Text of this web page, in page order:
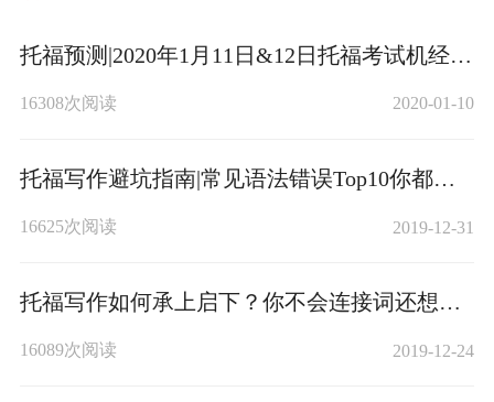
托福预测|2020年1月11日&12日托福考试机经预测最全资料版！
16308次阅读 2020-01-10
托福写作避坑指南|常见语法错误Top10你都避开了么？
16625次阅读 2019-12-31
托福写作如何承上启下？你不会连接词还想考高分？写作27+必看
16089次阅读 2019-12-24